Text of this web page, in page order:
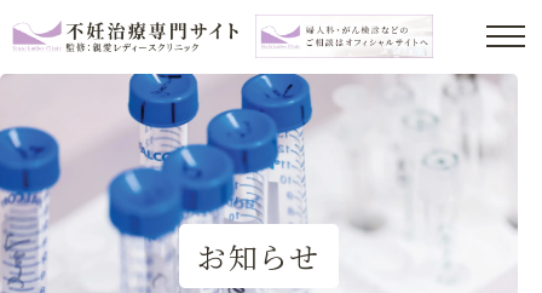
お知らせ